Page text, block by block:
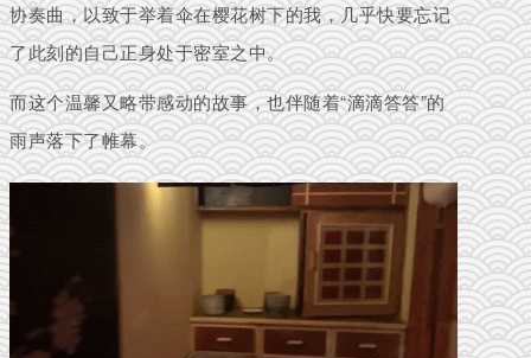
协奏曲，以致于举着伞在樱花树下的我，几乎快要忘记
了此刻的自己正身处于密室之中。
而这个温馨又略带感动的故事，也伴随着“滴滴答答”的
雨声落下了帷幕。